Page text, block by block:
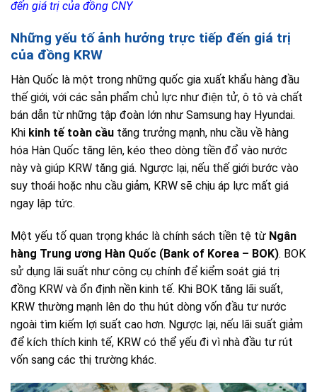
đến giá trị của đồng CNY
Những yếu tố ảnh hưởng trực tiếp đến giá trị
của đồng KRW
Hàn Quốc là một trong những quốc gia xuất khẩu hàng đầu
thế giới, với các sản phẩm chủ lực như điện tử, ô tô và chất
bán dẫn từ những tập đoàn lớn như Samsung hay Hyundai.
Khi kinh tế toàn cầu tăng trưởng mạnh, nhu cầu về hàng
hóa Hàn Quốc tăng lên, kéo theo dòng tiền đổ vào nước
này và giúp KRW tăng giá. Ngược lại, nếu thế giới bước vào
suy thoái hoặc nhu cầu giảm, KRW sẽ chịu áp lực mất giá
ngay lập tức.
Một yếu tố quan trọng khác là chính sách tiền tệ từ Ngân
hàng Trung ương Hàn Quốc (Bank of Korea – BOK). BOK
sử dụng lãi suất như công cụ chính để kiểm soát giá trị
đồng KRW và ổn định nền kinh tế. Khi BOK tăng lãi suất,
KRW thường mạnh lên do thu hút dòng vốn đầu tư nước
ngoài tìm kiếm lợi suất cao hơn. Ngược lại, nếu lãi suất giảm
để kích thích kinh tế, KRW có thể yếu đi vì nhà đầu tư rút
vốn sang các thị trường khác.